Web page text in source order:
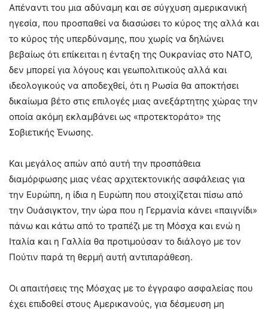
Απέναντι του μια αδύναμη και σε σύγχυση αμερικανική
ηγεσία, που προσπαθεί να διασώσει το κύρος της αλλά και
το κύρος τής υπερδύναμης, που χωρίς να δηλώνει
βεβαίως ότι επίκειται η ένταξη της Ουκρανίας στο ΝΑΤΟ,
δεν μπορεί για λόγους και γεωπολιτικούς αλλά και
ιδεολογικούς να αποδεχθεί, ότι η Ρωσία θα αποκτήσει
δικαίωμα βέτο στις επιλογές μιας ανεξάρτητης χώρας την
οποία ακόμη εκλαμβάνει ως «προτεκτοράτο» της
Σοβιετικής Ένωσης.
Και μεγάλος απών από αυτή την προσπάθεια
διαμόρφωσης μιας νέας αρχιτεκτονικής ασφάλειας για
την Ευρώπη, η ίδια η Ευρώπη που στοιχίζεται πίσω από
την Ουάσιγκτον, την ώρα που η Γερμανία κάνει «παιγνίδι»
πάνω και κάτω από το τραπέζι με τη Μόσχα και ενώ η
Ιταλία και η Γαλλία θα προτιμούσαν το διάλογο με τον
Πούτιν παρά τη θερμή αυτή αντιπαράθεση.
Οι απαιτήσεις της Μόσχας με το έγγραφο ασφαλείας που
έχει επιδοθεί στους Αμερικανούς, για δέσμευση μη